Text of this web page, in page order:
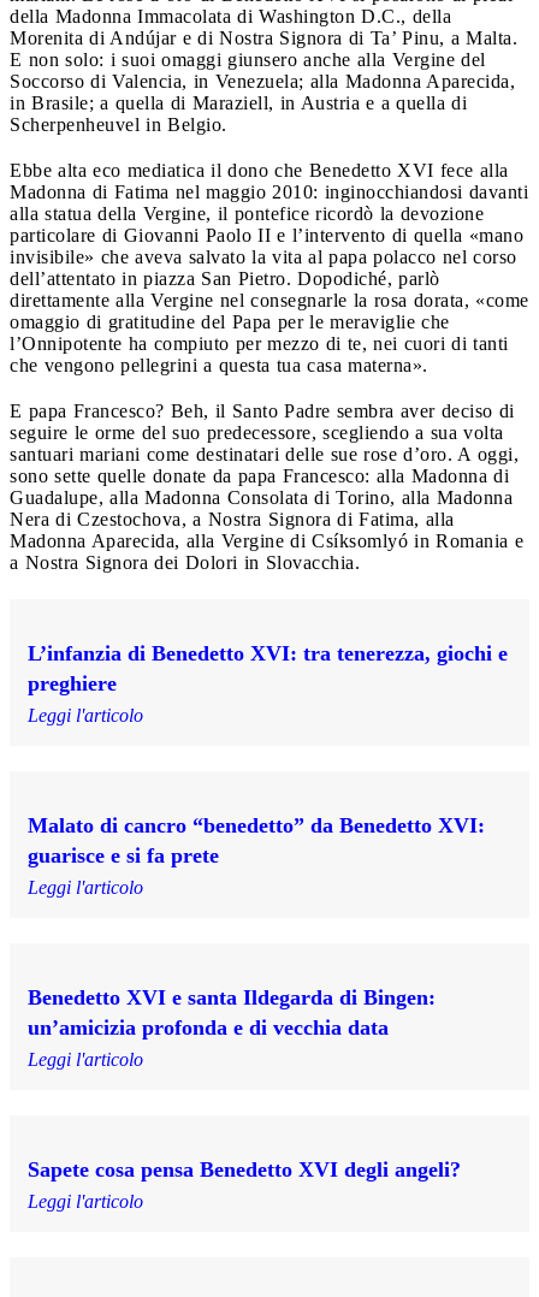
della Madonna Immacolata di Washington D.C., della
Morenita di Andújar e di Nostra Signora di Ta’ Pinu, a Malta.
E non solo: i suoi omaggi giunsero anche alla Vergine del
Soccorso di Valencia, in Venezuela; alla Madonna Aparecida,
in Brasile; a quella di Maraziell, in Austria e a quella di
Scherpenheuvel in Belgio.
Ebbe alta eco mediatica il dono che Benedetto XVI fece alla
Madonna di Fatima nel maggio 2010: inginocchiandosi davanti
alla statua della Vergine, il pontefice ricordò la devozione
particolare di Giovanni Paolo II e l’intervento di quella «mano
invisibile» che aveva salvato la vita al papa polacco nel corso
dell’attentato in piazza San Pietro. Dopodiché, parlò
direttamente alla Vergine nel consegnarle la rosa dorata, «come
omaggio di gratitudine del Papa per le meraviglie che
l’Onnipotente ha compiuto per mezzo di te, nei cuori di tanti
che vengono pellegrini a questa tua casa materna».
E papa Francesco? Beh, il Santo Padre sembra aver deciso di
seguire le orme del suo predecessore, scegliendo a sua volta
santuari mariani come destinatari delle sue rose d’oro. A oggi,
sono sette quelle donate da papa Francesco: alla Madonna di
Guadalupe, alla Madonna Consolata di Torino, alla Madonna
Nera di Czestochova, a Nostra Signora di Fatima, alla
Madonna Aparecida, alla Vergine di Csíksomlyó in Romania e
a Nostra Signora dei Dolori in Slovacchia.
L’infanzia di Benedetto XVI: tra tenerezza, giochi e
preghiere
Leggi l'articolo
Malato di cancro “benedetto” da Benedetto XVI:
guarisce e si fa prete
Leggi l'articolo
Benedetto XVI e santa Ildegarda di Bingen:
un’amicizia profonda e di vecchia data
Leggi l'articolo
Sapete cosa pensa Benedetto XVI degli angeli?
Leggi l'articolo